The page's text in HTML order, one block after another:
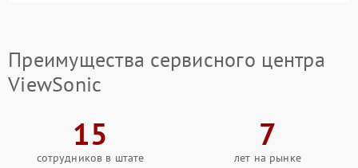
Преимущества сервисного центра
ViewSonic
15
сотрудников в штате
7
лет на рынке